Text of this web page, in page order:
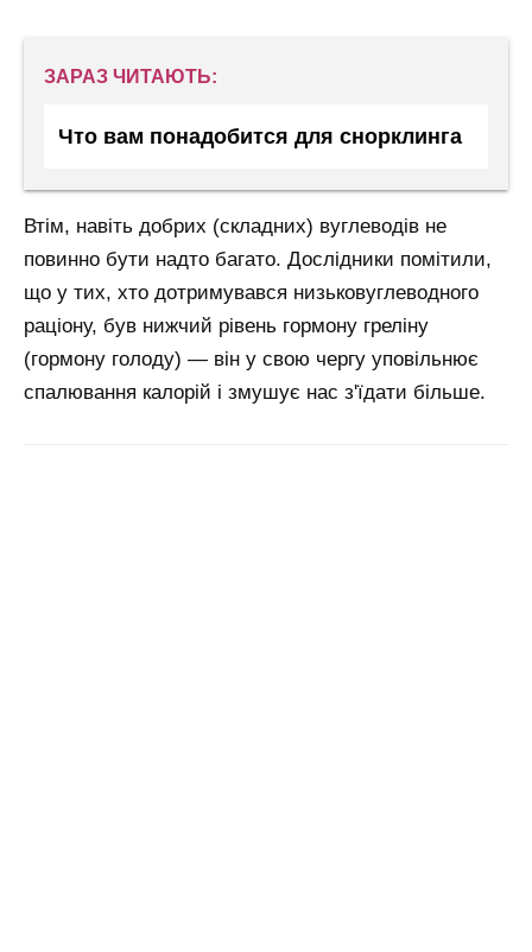
ЗАРАЗ ЧИТАЮТЬ:
Что вам понадобится для снорклинга
Втім, навіть добрих (складних) вуглеводів не
повинно бути надто багато. Дослідники помітили,
що у тих, хто дотримувався низьковуглеводного
раціону, був нижчий рівень гормону греліну
(гормону голоду) — він у свою чергу уповільнює
спалювання калорій і змушує нас з'їдати більше.